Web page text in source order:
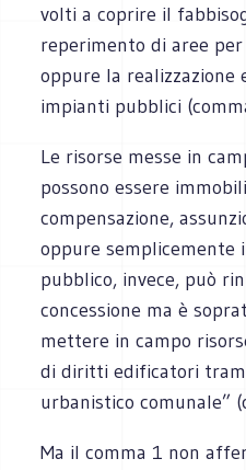
volti a coprire il
reperimento di aree
oppure la realizzazione
impianti pubblici
Le risorse messe in
possono essere
compensazione,
oppure semplicemente
pubblico, invece, può
concessione ma è
mettere in campo
di diritti edificatori
urbanistico comunale”
Ma il comma 1 non